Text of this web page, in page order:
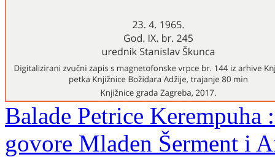
Balade Petrice
govore Mladen Šerment i